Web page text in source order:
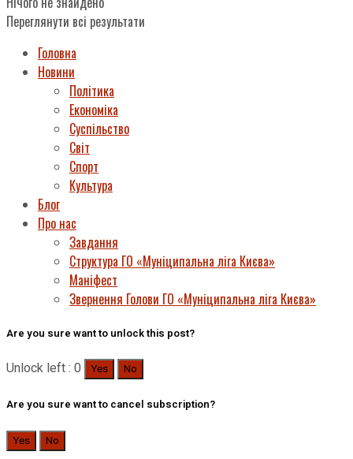
Переглянути всі результати
Головна
Новини
Політика
Економіка
Суспільство
Світ
Спорт
Культура
Блог
Про нас
Завдання
Структура ГО «Муніципальна ліга Києва»
Маніфест
Звернення Голови ГО «Муніципальна ліга Києва»
Are you sure want to unlock this post?
Unlock left : 0 Yes No
Are you sure want to cancel subscription?
Yes No